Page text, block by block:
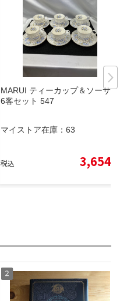
MARUI ティーカップ＆ソーサー
6客セット 547
マイストア在庫： 63
税込 3,654